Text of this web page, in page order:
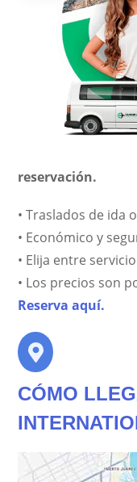
reservación.
• Traslados de ida
• Económico y
• Elija entre
• Los precios son
Reserva aquí.
CÓMO